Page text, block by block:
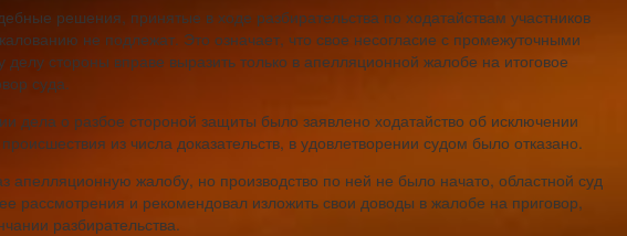
решения, принятые в ходе разбирательства по ходатайствам участников
не подлежат. Это означает, что свое несогласие с промежуточными
стороны вправе выразить только в апелляционной жалобе на итоговое
суда.
дела о разбое стороной защиты было заявлено ходатайство об исключении
из числа доказательств, в удовлетворении судом было отказано.
апелляционную жалобу, но производство по ней не было начато, областной суд
рассмотрения и рекомендовал изложить свои доводы в жалобе на приговор,
разбирательства.